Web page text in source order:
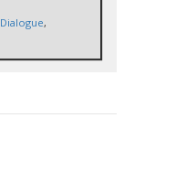
Dialogue,